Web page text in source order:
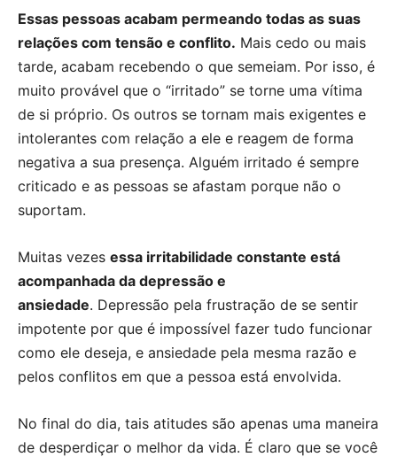
Essas pessoas acabam permeando todas as suas
relações com tensão e conflito. Mais cedo ou mais
tarde, acabam recebendo o que semeiam. Por isso, é
muito provável que o “irritado” se torne uma vítima
de si próprio. Os outros se tornam mais exigentes e
intolerantes com relação a ele e reagem de forma
negativa a sua presença. Alguém irritado é sempre
criticado e as pessoas se afastam porque não o
suportam.
Muitas vezes essa irritabilidade constante está
acompanhada da depressão e
ansiedade. Depressão pela frustração de se sentir
impotente por que é impossível fazer tudo funcionar
como ele deseja, e ansiedade pela mesma razão e
pelos conflitos em que a pessoa está envolvida.
No final do dia, tais atitudes são apenas uma maneira
de desperdiçar o melhor da vida. É claro que se você